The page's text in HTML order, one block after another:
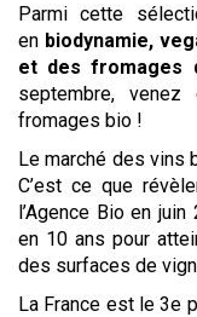
Parmi cette
en biodynamie,
et des fromages
septembre,
fromages bio !
Le marché des vins
C’est ce que
l’Agence Bio en
en 10 ans pour
des surfaces de
La France est le 3e